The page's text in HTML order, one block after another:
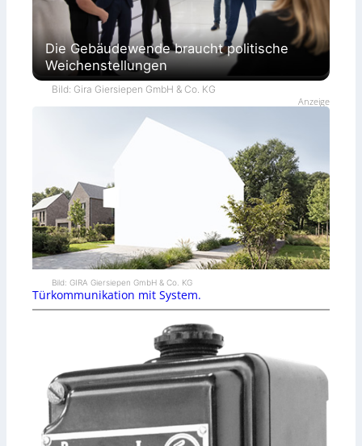
Die Gebäudewende braucht politische
Weichenstellungen
Bild: Gira Giersiepen GmbH & Co. KG
Anzeige
Bild: GIRA Giersiepen GmbH & Co. KG
Türkommunikation mit System.